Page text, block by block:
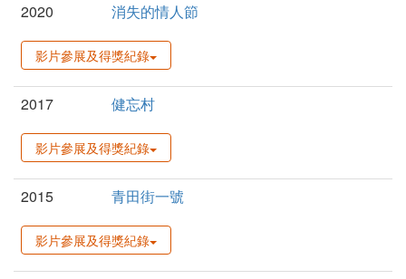
2020 消失的情人節
影片參展及得獎紀錄
2017 健忘村
影片參展及得獎紀錄
2015 青田街一號
影片參展及得獎紀錄